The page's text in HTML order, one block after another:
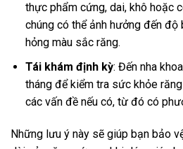
thực phẩm cứng, dai, khô hoặc
chúng có thể ảnh hưởng đến
hỏng màu sắc răng.
Tái khám định kỳ: Đến nha
tháng để kiểm tra sức khỏe
các vấn đề nếu có, từ đó có
Những lưu ý này sẽ giúp bạn bảo